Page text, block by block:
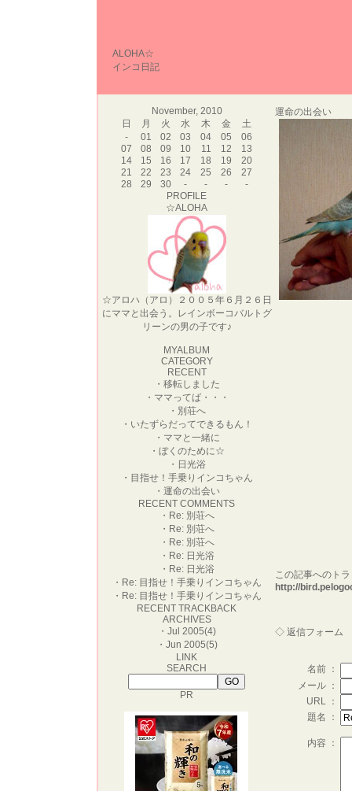
ALOHA☆
インコ日記
November, 2010
日
月 火 水 木 金
土
-
01 02 03 04 05
06
07
08 09 10 11 12
13
14
15 16 17 18 19
20
21
22 23 24 25 26
27
28
29 30 - - -
-
PROFILE
☆ALOHA
☆アロハ（アロ）２００５年６月２６日
にママと出会う。レインボーコバルトグ
リーンの男の子です♪
MYALBUM
CATEGORY
RECENT
・ 移転しました
・ ママってば・・・
・ 別荘へ
・ いたずらだってできるもん！
・ ママと一緒に
・ ぼくのために☆
・ 日光浴
・ 目指せ！手乗りインコちゃん
・ 運命の出会い
RECENT COMMENTS
・ Re: 別荘へ
・ Re: 別荘へ
・ Re: 別荘へ
・ Re: 日光浴
・ Re: 日光浴
・ Re: 目指せ！手乗りインコちゃん
・ Re: 目指せ！手乗りインコちゃん
RECENT TRACKBACK
ARCHIVES
・ Jul 2005(4)
・ Jun 2005(5)
LINK
SEARCH
PR
運命の出会い
この記事へのト
http://
◇ 返信フォーム
名前 ：
メール ：
URL ：
題名 ：
内容 ：